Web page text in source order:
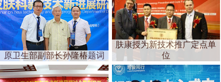
原卫生部副部长孙隆椿题词
肤康授为新技术推广定点单
位